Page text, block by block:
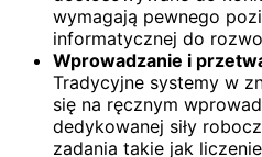
wymagają pewnego
informatycznej do
Wprowadzanie i
Tradycyjne systemy w
się na ręcznym
dedykowanej siły
zadania takie jak